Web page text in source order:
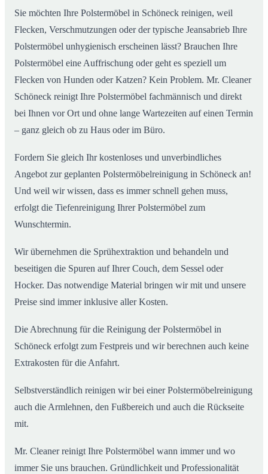
Sie möchten Ihre Polstermöbel in Schöneck reinigen, weil
Flecken, Verschmutzungen oder der typische Jeansabrieb Ihre
Polstermöbel unhygienisch erscheinen lässt? Brauchen Ihre
Polstermöbel eine Auffrischung oder geht es speziell um
Flecken von Hunden oder Katzen? Kein Problem. Mr. Cleaner
Schöneck reinigt Ihre Polstermöbel fachmännisch und direkt
bei Ihnen vor Ort und ohne lange Wartezeiten auf einen Termin
– ganz gleich ob zu Haus oder im Büro.
Fordern Sie gleich Ihr kostenloses und unverbindliches
Angebot zur geplanten Polstermöbelreinigung in Schöneck an!
Und weil wir wissen, dass es immer schnell gehen muss,
erfolgt die Tiefenreinigung Ihrer Polstermöbel zum
Wunschtermin.
Wir übernehmen die Sprühextraktion und behandeln und
beseitigen die Spuren auf Ihrer Couch, dem Sessel oder
Hocker. Das notwendige Material bringen wir mit und unsere
Preise sind immer inklusive aller Kosten.
Die Abrechnung für die Reinigung der Polstermöbel in
Schöneck erfolgt zum Festpreis und wir berechnen auch keine
Extrakosten für die Anfahrt.
Selbstverständlich reinigen wir bei einer Polstermöbelreinigung
auch die Armlehnen, den Fußbereich und auch die Rückseite
mit.
Mr. Cleaner reinigt Ihre Polstermöbel wann immer und wo
immer Sie uns brauchen. Gründlichkeit und Professionalität